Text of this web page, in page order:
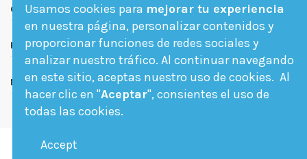
Contact us
Follow us
Newsletter
Usamos cookies para mejorar tu experiencia
en nuestra página, personalizar contenidos y
proporcionar funciones de redes sociales y
analizar nuestro tráfico. Al continuar navegando
en este sitio, aceptas nuestro uso de cookies. Al
hacer clic en "Aceptar", consientes el uso de
todas las cookies.
Accept